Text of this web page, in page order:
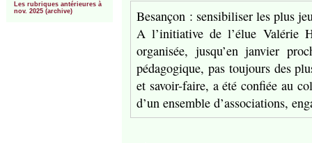
Les rubriques antérieures à
nov. 2025 (archive)
Besançon : sensibiliser les plus
A l’initiative de l’élue Valérie
organisée, jusqu’en janvier
pédagogique, pas toujours des
et savoir-faire, a été confiée au
d’un ensemble d’associations,